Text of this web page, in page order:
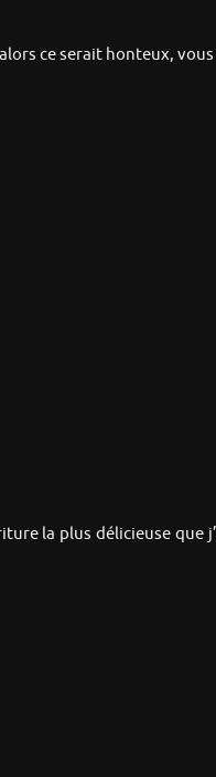
ce serait honteux, vous
la plus délicieuse que